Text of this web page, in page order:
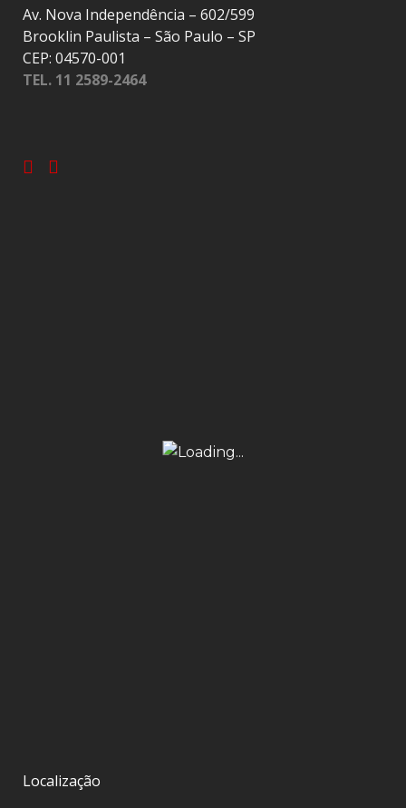
Av. Nova Independência – 602/599
Brooklin Paulista – São Paulo – SP
CEP: 04570-001
TEL. 11 2589-2464
Localização